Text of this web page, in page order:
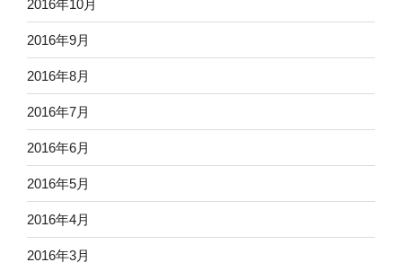
2016年10月
2016年9月
2016年8月
2016年7月
2016年6月
2016年5月
2016年4月
2016年3月